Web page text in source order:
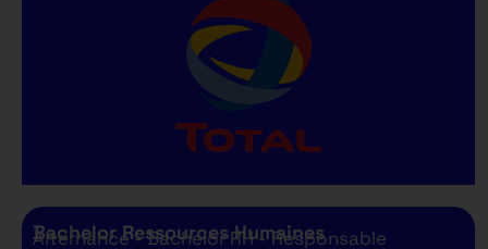
Bachelor Ressources Humaines
Alternance - Bachelor RH - Responsable